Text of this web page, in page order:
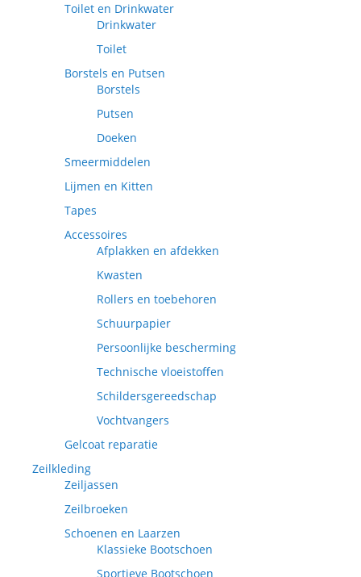
Toilet en Drinkwater
Drinkwater
Toilet
Borstels en Putsen
Borstels
Putsen
Doeken
Smeermiddelen
Lijmen en Kitten
Tapes
Accessoires
Afplakken en afdekken
Kwasten
Rollers en toebehoren
Schuurpapier
Persoonlijke bescherming
Technische vloeistoffen
Schildersgereedschap
Vochtvangers
Gelcoat reparatie
Zeilkleding
Zeiljassen
Zeilbroeken
Schoenen en Laarzen
Klassieke Bootschoen
Sportieve Bootschoen